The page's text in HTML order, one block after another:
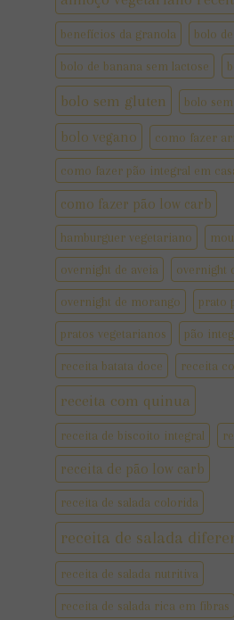
benefícios da granola bolo
bolo de banana sem lactose
bolo sem gluten bolo
bolo vegano como fazer
como fazer pão integral em
como fazer pão low carb
hamburguer vegetariano
overnight de aveia overnight
overnight de morango prato
pratos vegetarianos pão
receita batata doce receita
receita com quinua
receita de biscoito integral
receita de pão low carb
receita de salada colorida
receita de salada
receita de salada nutritiva
receita de salada rica em fibras